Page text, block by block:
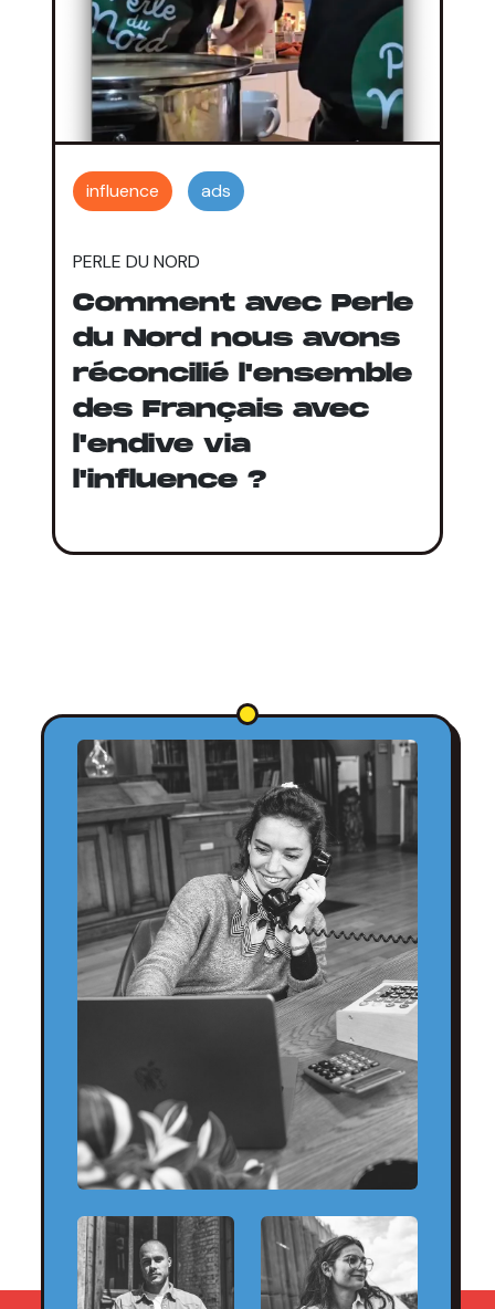
influence ads
PERLE DU NORD
Comment avec Perle
du Nord nous avons
réconcilié l'ensemble
des Français avec
l'endive via
l'influence ?